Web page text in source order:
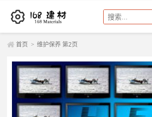
首页 > 维护保养 第2页